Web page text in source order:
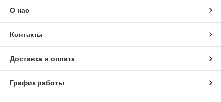
О нас
Контакты
Доставка и оплата
График работы